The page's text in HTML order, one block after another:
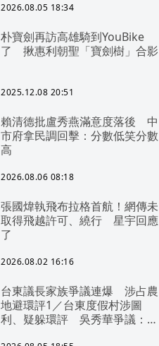
2026.08.05 18:34
朴寶劍再訪高雄騎到YouBike
了 揪惠利朝聖「寶劍樹」合影
2025.12.08 20:51
賴清德批盧秀燕滿意度落後 中
市府拿民調回擊：分數低笑分數
高
2026.08.06 08:18
張國煒執飛布拉格首航！網傳未
取得飛越許可、繞行 星宇回應
了
2026.08.02 16:16
台東議長家族爭議連爆 涉占農
地避環評1／台東度假村涉圖
利、疑躲環評 吳秀華爭議：概